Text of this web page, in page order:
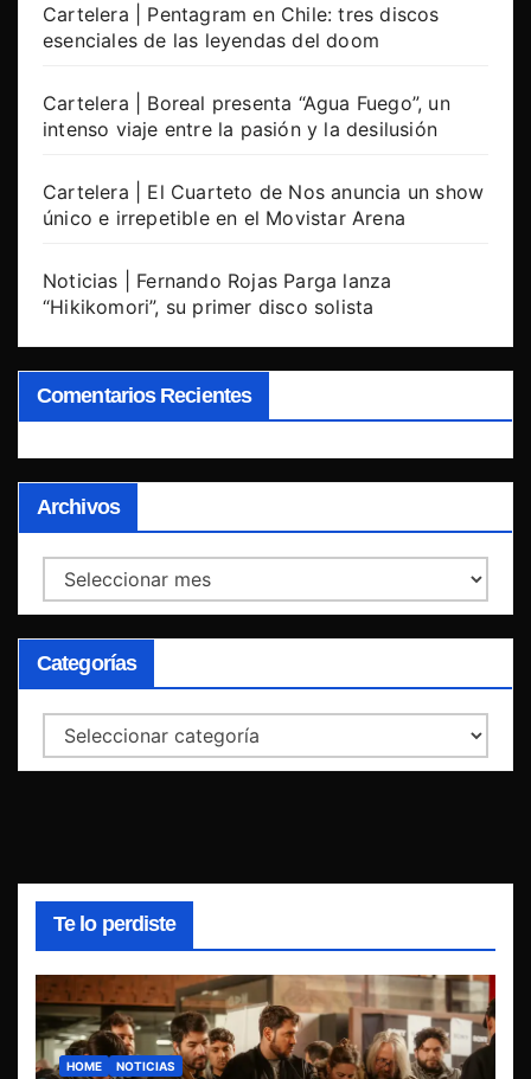
Cartelera | Pentagram en Chile: tres discos
esenciales de las leyendas del doom
Cartelera | Boreal presenta “Agua Fuego”, un
intenso viaje entre la pasión y la desilusión
Cartelera | El Cuarteto de Nos anuncia un show
único e irrepetible en el Movistar Arena
Noticias | Fernando Rojas Parga lanza
“Hikikomori”, su primer disco solista
Comentarios Recientes
Archivos
Archivos
Categorías
Categorías
Te lo perdiste
HOME NOTICIAS